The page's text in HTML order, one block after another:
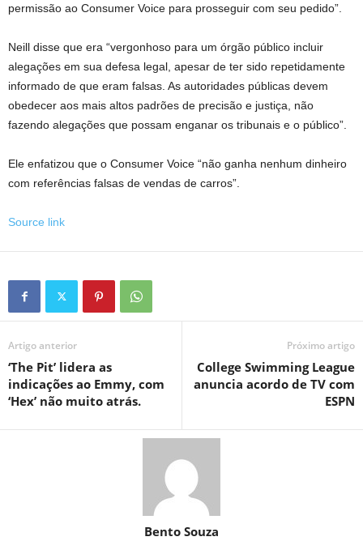
permissão ao Consumer Voice para prosseguir com seu pedido”.
Neill disse que era “vergonhoso para um órgão público incluir
alegações em sua defesa legal, apesar de ter sido repetidamente
informado de que eram falsas. As autoridades públicas devem
obedecer aos mais altos padrões de precisão e justiça, não
fazendo alegações que possam enganar os tribunais e o público”.
Ele enfatizou que o Consumer Voice “não ganha nenhum dinheiro
com referências falsas de vendas de carros”.
Source link
Artigo anterior
‘The Pit’ lidera as
indicações ao Emmy, com
‘Hex’ não muito atrás.
Próximo artigo
College Swimming League
anuncia acordo de TV com
ESPN
Bento Souza